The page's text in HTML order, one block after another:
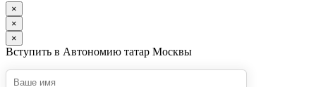
×
×
×
Вступить в Автономию татар Москвы